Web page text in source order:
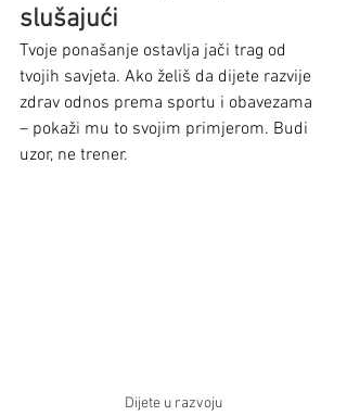
slušajući
Tvoje ponašanje ostavlja jači trag od
tvojih savjeta. Ako želiš da dijete razvije
zdrav odnos prema sportu i obavezama
– pokaži mu to svojim primjerom. Budi
uzor, ne trener.
Dijete u razvoju